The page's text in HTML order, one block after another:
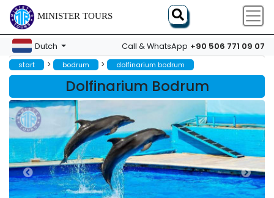
MINISTER TOURS
Dutch Call & WhatsApp +90 506 771 09 07
start > bodrum > dolfinarium bodrum
Dolfinarium Bodrum